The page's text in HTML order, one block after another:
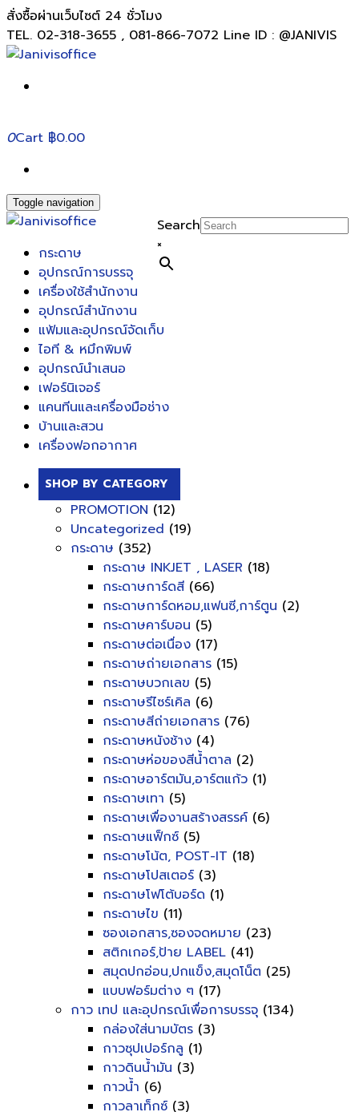
สั่งซื้อผ่านเว็บไซต์ 24 ชั่วโมง
TEL. 02-318-3655 , 081-866-7072 Line ID : @JANIVIS
0Cart ฿0.00
Toggle navigation
Search
×
กระดาษ
อุปกรณ์การบรรจุ
เครื่องใช้สำนักงาน
อุปกรณ์สำนักงาน
แฟ้มและอุปกรณ์จัดเก็บ
ไอที & หมึกพิมพ์
อุปกรณ์นำเสนอ
เฟอร์นิเจอร์
แคนทีนและเครื่องมือช่าง
บ้านและสวน
เครื่องฟอกอากาศ
SHOP BY CATEGORY
PROMOTION (12)
Uncategorized (19)
กระดาษ (352)
กระดาษ INKJET , LASER (18)
กระดาษการ์ดสี (66)
กระดาษการ์ดหอม,แฟนซี,การ์ตูน (2)
กระดาษคาร์บอน (5)
กระดาษต่อเนื่อง (17)
กระดาษถ่ายเอกสาร (15)
กระดาษบวกเลข (5)
กระดาษรีไซร์เคิล (6)
กระดาษสีถ่ายเอกสาร (76)
กระดาษหนังช้าง (4)
กระดาษห่อของสีน้ำตาล (2)
กระดาษอาร์ตมัน,อาร์ตแก้ว (1)
กระดาษเทา (5)
กระดาษเพื่องานสร้างสรรค์ (6)
กระดาษแฟ็กซ์ (5)
กระดาษโน้ต, POST-IT (18)
กระดาษโปสเตอร์ (3)
กระดาษโฟโต้บอร์ด (1)
กระดาษไข (11)
ซองเอกสาร,ซองจดหมาย (23)
สติกเกอร์,ป้าย LABEL (41)
สมุดปกอ่อน,ปกแข็ง,สมุดโน็ต (25)
แบบฟอร์มต่าง ๆ (17)
กาว เทป และอุปกรณ์เพื่อการบรรจุ (134)
กล่องใส่นามบัตร (3)
กาวซุปเปอร์กลู (1)
กาวดินน้ำมัน (3)
กาวน้ำ (6)
กาวลาเท็กซ์ (3)